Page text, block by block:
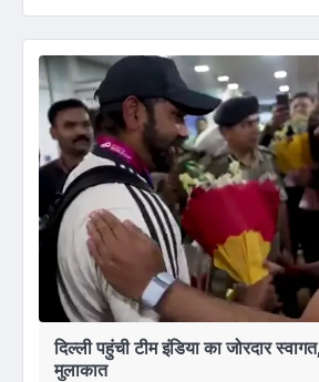
दिल्ली पहुंची टीम इंडिया का जोरदार
मुलाकात